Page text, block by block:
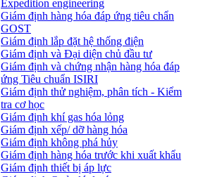
Expedition engineering
Giám định hàng hóa đáp ứng tiêu chẩn
GOST
Giám định lắp đặt hệ thống điện
Giám định và Đại diện chủ đầu tư
Giám định và chứng nhận hàng hóa đáp
ứng Tiêu chuẩn ISIRI
Giám định thử nghiệm, phân tích - Kiểm
tra cơ học
Giám định khí gas hóa lỏng
Giám định xếp/ dỡ hàng hóa
Giám định không phá hủy
Giám định hàng hóa trước khi xuất khẩu
Giám định thiết bị áp lực